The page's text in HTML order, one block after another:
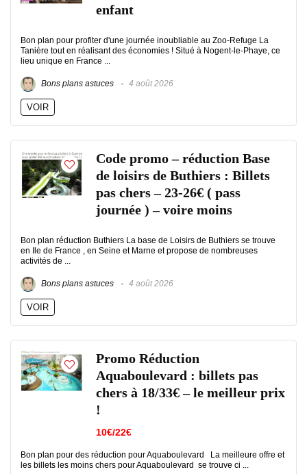
enfant
Bon plan pour profiter d'une journée inoubliable au Zoo-Refuge La
Tanière tout en réalisant des économies ! Situé à Nogent-le-Phaye, ce
lieu unique en France ...
Bons plans astuces 4 août 2026
VOIR
Code promo – réduction Base
de loisirs de Buthiers : Billets
pas chers – 23-26€ ( pass
journée ) – voire moins
Bon plan réduction Buthiers La base de Loisirs de Buthiers se trouve
en Ile de France , en Seine et Marne et propose de nombreuses
activités de ...
Bons plans astuces 4 août 2026
VOIR
Promo Réduction
Aquaboulevard : billets pas
chers à 18/33€ – le meilleur prix
!
10€/22€
Bon plan pour des réduction pour Aquaboulevard La meilleure offre et
les billets les moins chers pour Aquaboulevard se trouve ci ...